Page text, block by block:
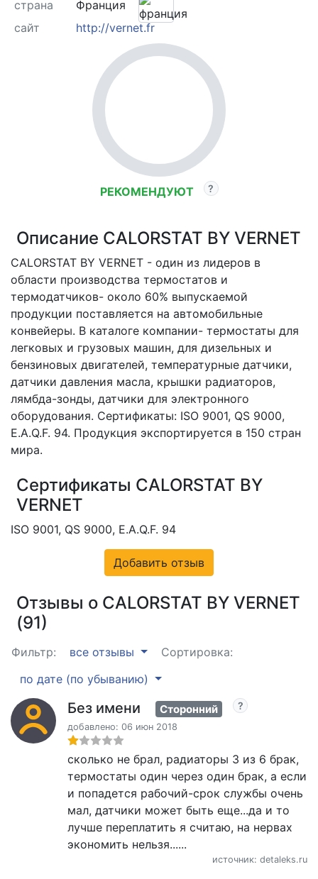
страна
Франция
сайт
http://vernet.fr
РЕКОМЕНДУЮТ
Описание CALORSTAT BY VERNET
CALORSTAT BY VERNET - один из лидеров в
области производства термостатов и
термодатчиков- около 60% выпускаемой
продукции поставляется на автомобильные
конвейеры. В каталоге компании- термостаты для
легковых и грузовых машин, для дизельных и
бензиновых двигателей, температурные датчики,
датчики давления масла, крышки радиаторов,
лямбда-зонды, датчики для электронного
оборудования. Сертификаты: ISO 9001, QS 9000,
E.A.Q.F. 94. Продукция экспортируется в 150 стран
мира.
Сертификаты CALORSTAT BY
VERNET
ISO 9001, QS 9000, E.A.Q.F. 94
Добавить отзыв
Отзывы о CALORSTAT BY VERNET
(91)
Фильтр: все отзывы
Сортировка:
по дате (по убыванию)
Без имени Сторонний
добавлено: 06 июн 2018
сколько не брал, радиаторы 3 из 6 брак,
термостаты один через один брак, а если
и попадется рабочий-срок службы очень
мал, датчики может быть еще...да и то
лучше переплатить я считаю, на нервах
экономить нельзя......
источник: detaleks.ru